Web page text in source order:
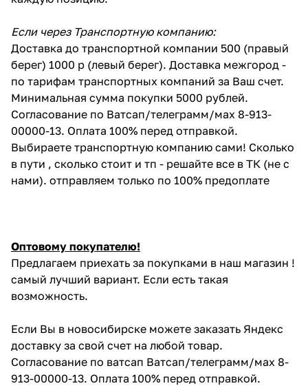
Если через Транспортную компанию:
Доставка до транспортной компании 500 (правый
берег) 1000 р (левый берег). Доставка межгород -
по тарифам транспортных компаний за Ваш счет.
Минимальная сумма покупки 5000 рублей.
Согласование по Ватсап/телеграмм/мах 8-913-
00000-13. Оплата 100% перед отправкой.
Выбираете транспортную компанию сами! Сколько
в пути , сколько стоит и тп - решайте все в ТК (не с
нами). отправляем только по 100% предоплате
Оптовому покупателю!
Предлагаем приехать за покупками в наш магазин !
самый лучший вариант. Если есть такая
возможность.
Если Вы в новосибирске можете заказать Яндекс
доставку за свой счет на любой товар.
Согласование по ватсап Ватсап/телеграмм/мах 8-
913-00000-13. Оплата 100% перед отправкой.